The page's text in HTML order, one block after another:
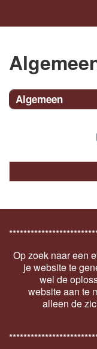
Algemeen
Op zoek naar een
je website te
wel de
website aan te
alleen de